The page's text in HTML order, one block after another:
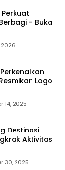
Perkuat
– Buka
2026
Logo
14, 2025
Destinasi
Aktivitas
30, 2025